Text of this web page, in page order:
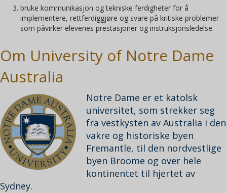
bruke kommunikasjon og tekniske ferdigheter for å
implementere, rettferdiggjøre og svare på kritiske problemer
som påvirker elevenes prestasjoner og instruksjonsledelse.
Om University of Notre Dame
Australia
Notre Dame er et katolsk
universitet, som strekker seg
fra vestkysten av Australia i den
vakre og historiske byen
Fremantle, til den nordvestlige
byen Broome og over hele
kontinentet til hjertet av
Sydney.